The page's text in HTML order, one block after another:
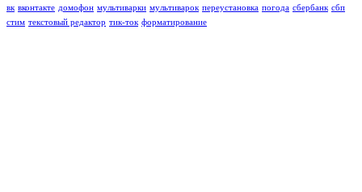
вк вконтакте домофон мультиварки мультиварок переустановка погода сбербанк сбп
стим текстовый редактор тик-ток форматирование